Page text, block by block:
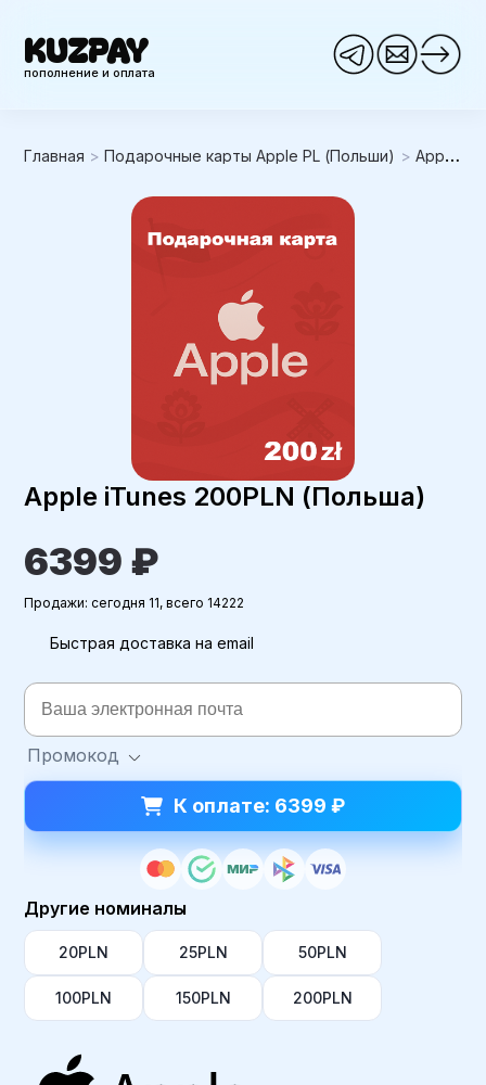
KUZPAY
пополнение и оплата
Главная >Подарочные карты Apple PL (Польши) >Apple iTunes 200PLN (Польша)
Apple iTunes 200PLN (Польша)
6399 ₽
Продажи: сегодня 11, всего 14222
Быстрая доставка на email
Промокод
К оплате: 6399 ₽
Другие номиналы
20PLN 25PLN 50PLN
100PLN 150PLN 200PLN